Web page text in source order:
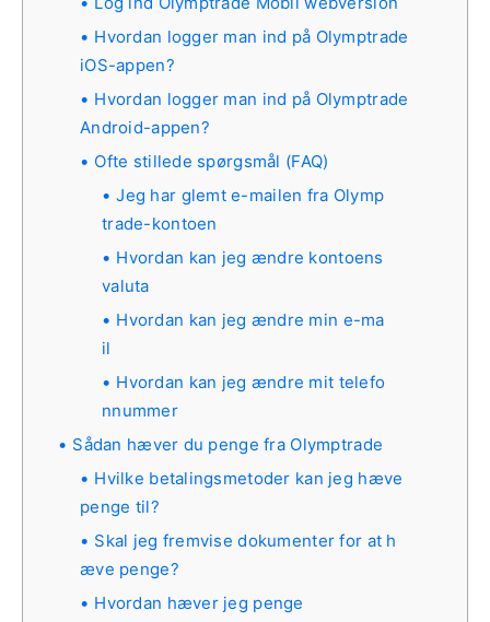
Hvordan logger man ind på Olymptrade
iOS-appen?
Hvordan logger man ind på Olymptrade
Android-appen?
Ofte stillede spørgsmål (FAQ)
Jeg har glemt e-mailen fra Olymp
trade-kontoen
Hvordan kan jeg ændre kontoens
valuta
Hvordan kan jeg ændre min e-ma
il
Hvordan kan jeg ændre mit telefo
nnummer
Sådan hæver du penge fra Olymptrade
Hvilke betalingsmetoder kan jeg hæve
penge til?
Skal jeg fremvise dokumenter for at h
æve penge?
Hvordan hæver jeg penge